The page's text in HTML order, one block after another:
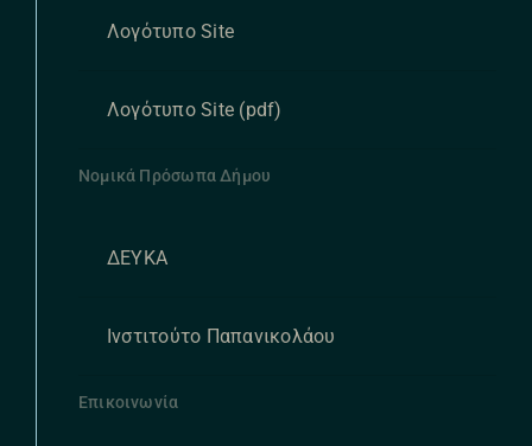
Λογότυπο Site
Λογότυπο Site (pdf)
Νομικά Πρόσωπα Δήμου
ΔΕΥΚΑ
Ινστιτούτο Παπανικολάου
Επικοινωνία